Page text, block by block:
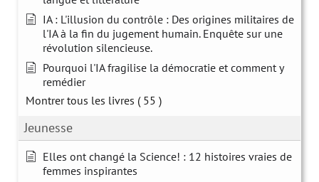
IA : L'illusion du contrôle : Des origines militaires de
l'IA à la fin du jugement humain. Enquête sur une
révolution silencieuse.
Pourquoi l'IA fragilise la démocratie et comment y
remédier
Montrer tous les livres ( 55 )
Jeunesse
Elles ont changé la Science! : 12 histoires vraies de
femmes inspirantes